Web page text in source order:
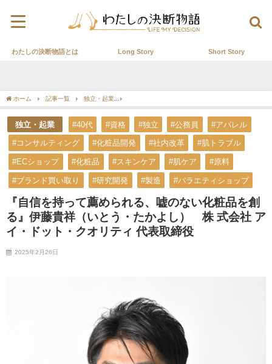
わたしの決断物語とは Long Story Short Story
ホーム 記事一覧 独立・起業
独立・起業 #40代 #資格 #独立 #公務員 #アパレル
#コンサルティング #化粧品開発 #社内改革 #肌トラブル
#ECショップ #化粧品 #スキンケア #肌ケア #原料
#ブランド買い取り #研究開発 #製造 #バラエティショップ
『自信を持って薦められる、嘘のない化粧品を創
る』伊藤貴祥（いとう・たかよし） 株 式会社 ア
イ・ドット・クオリティ 代表取締役
2025年2月26日